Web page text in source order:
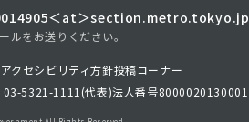
＜at＞section.metro.tokyo.jp
をお送りください。
アクセシビリティ方針投稿コーナー
03-5321-1111(代表)法人番号8000020130001